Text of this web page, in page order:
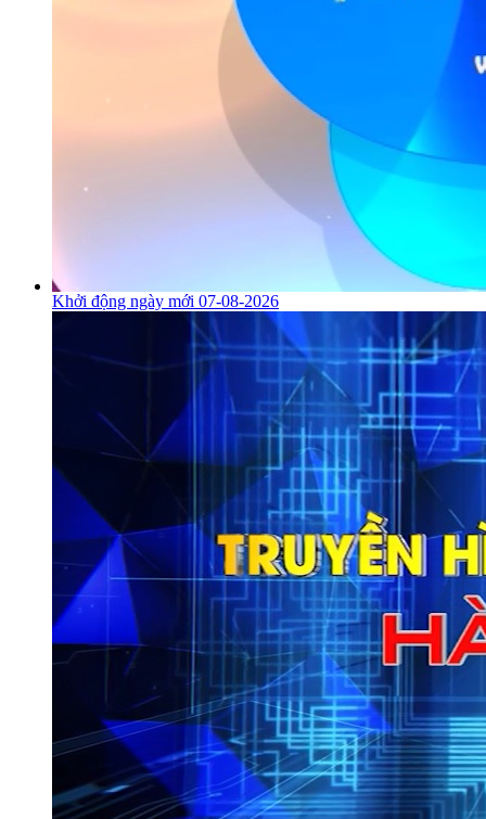
Khởi động ngày mới 07-08-2026